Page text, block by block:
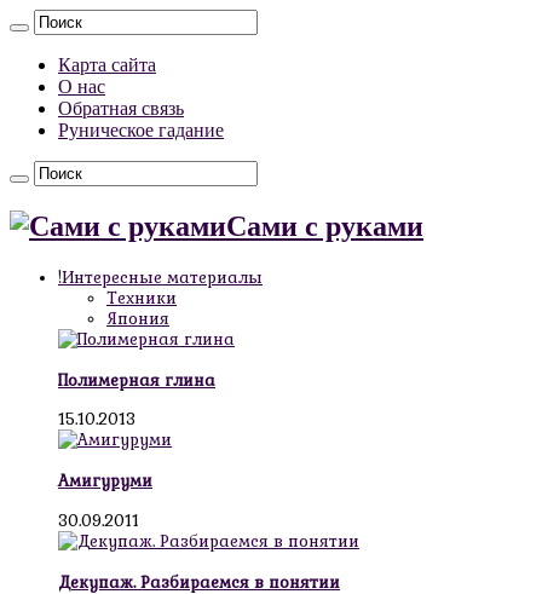
Карта сайта
О нас
Обратная связь
Руническое гадание
Сами с руками
!Интересные материалы
Техники
Япония
Полимерная глина
15.10.2013
Амигуруми
30.09.2011
Декупаж. Разбираемся в понятии